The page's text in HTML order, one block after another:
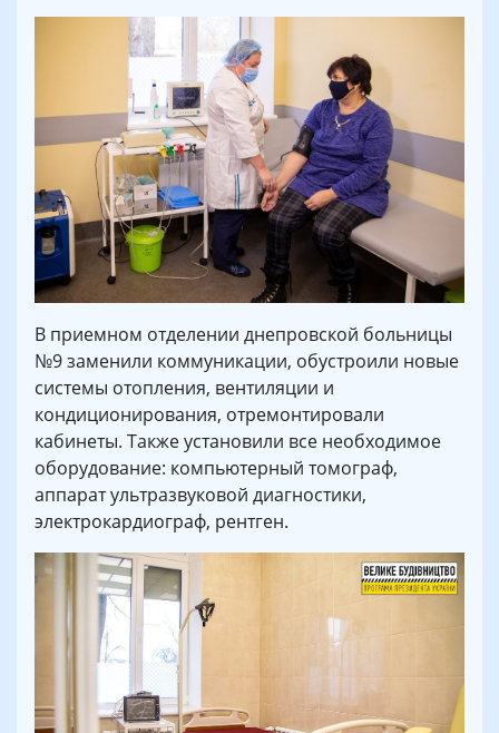
В приемном отделении днепровской больницы
№9 заменили коммуникации, обустроили новые
системы отопления, вентиляции и
кондиционирования, отремонтировали
кабинеты. Также установили все необходимое
оборудование: компьютерный томограф,
аппарат ультразвуковой диагностики,
электрокардиограф, рентген.